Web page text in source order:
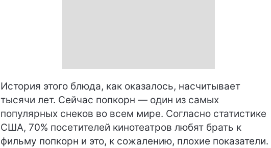
История этого блюда, как оказалось, насчитывает
тысячи лет. Сейчас попкорн — один из самых
популярных снеков во всем мире. Согласно статистике
США, 70% посетителей кинотеатров любят брать к
фильму попкорн и это, к сожалению, плохие показатели.